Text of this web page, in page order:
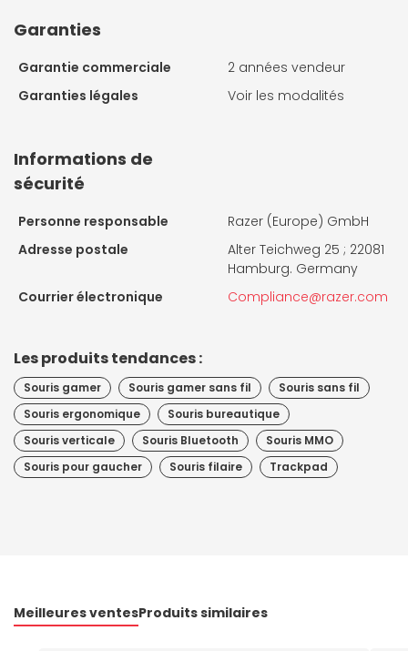
Garanties
Garantie commerciale
2 années vendeur
Garanties légales
Voir les modalités
Informations de
sécurité
Personne responsable
Razer (Europe) GmbH
Adresse postale
Alter Teichweg 25 ; 22081
Hamburg. Germany
Courrier électronique
Compliance@razer.com
Les produits tendances :
Souris gamer Souris gamer sans fil
Souris sans fil
Souris ergonomique
Souris bureautique
Souris verticale
Souris Bluetooth
Souris MMO
Souris pour gaucher
Souris filaire Trackpad
Meilleures ventesProduits similaires